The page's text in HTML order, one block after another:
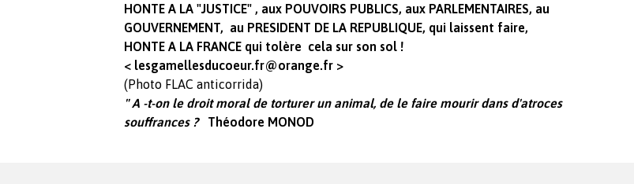
HONTE A LA "JUSTICE" , aux POUVOIRS PUBLICS, aux PARLEMENTAIRES, au
GOUVERNEMENT, au PRESIDENT DE LA REPUBLIQUE, qui laissent faire,
HONTE A LA FRANCE qui tolère cela sur son sol !
< lesgamellesducoeur.fr@orange.fr >
(Photo FLAC anticorrida)
" A -t-on le droit moral de torturer un animal, de le faire mourir dans d'atroces
souffrances ? Théodore MONOD